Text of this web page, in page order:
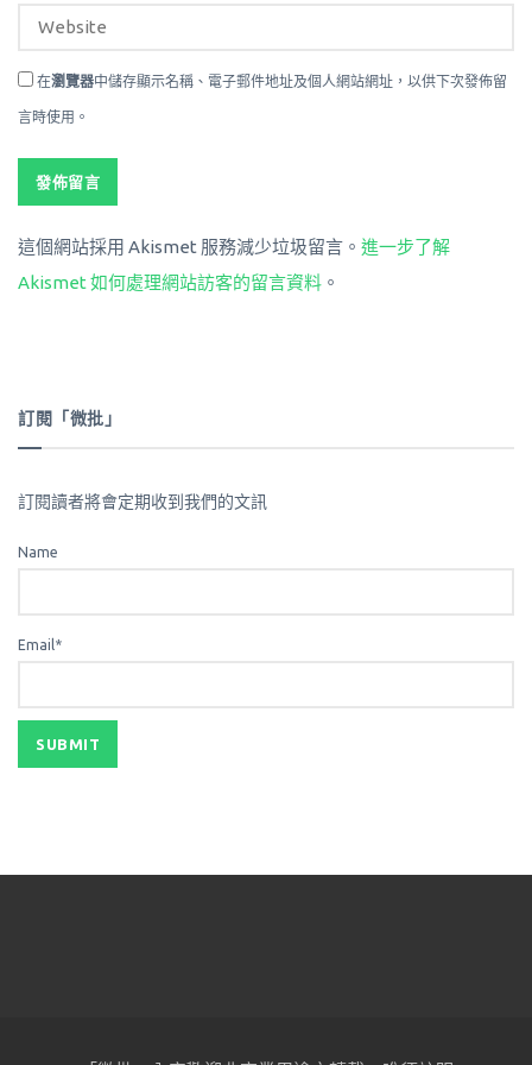
在瀏覽器中儲存顯示名稱、電子郵件地址及個人網站網址，以供下次發佈留
言時使用。
這個網站採用 Akismet 服務減少垃圾留言。 進一步了解
Akismet 如何處理網站訪客的留言資料 。
訂閱「微批」
訂閱讀者將會定期收到我們的文訊
Name
Email*